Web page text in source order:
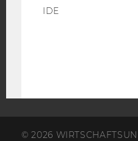
AMBA
© 2026
IDE
player